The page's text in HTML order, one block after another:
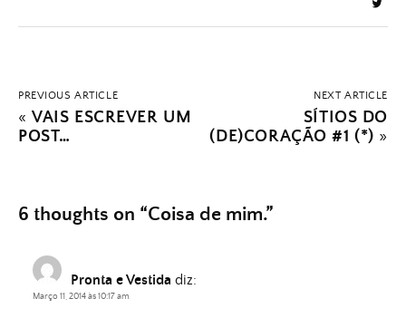
PREVIOUS ARTICLE
«VAIS ESCREVER UM
POST…
NEXT ARTICLE
SÍTIOS DO
(DE)CORAÇÃO #1 (*) »
6 thoughts on “Coisa de mim.”
Pronta e Vestida diz:
Março 11, 2014 às 10:17 am